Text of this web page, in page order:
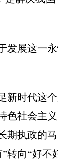
发展这一
新时代这
色社会主
期执政的
转向“好不